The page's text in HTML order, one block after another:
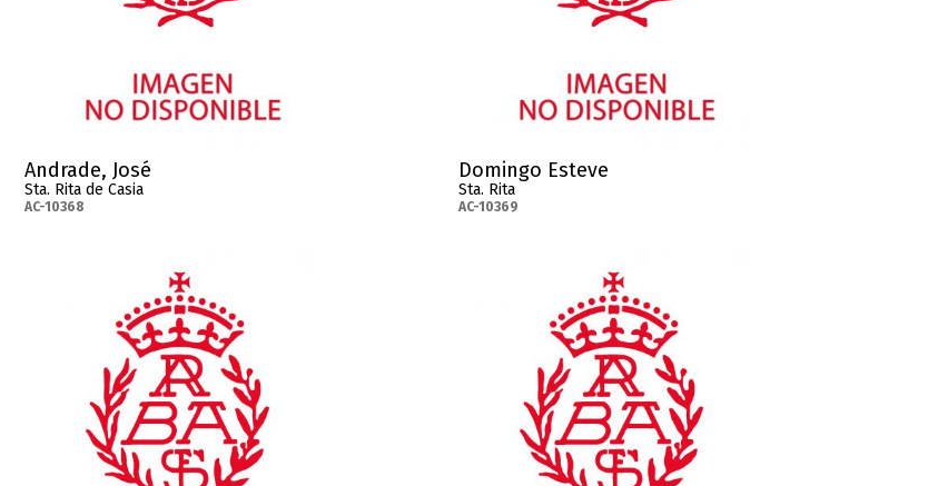
Andrade, José
Sta. Rita de Casia
AC-10368
Domingo Esteve
Sta. Rita
AC-10369